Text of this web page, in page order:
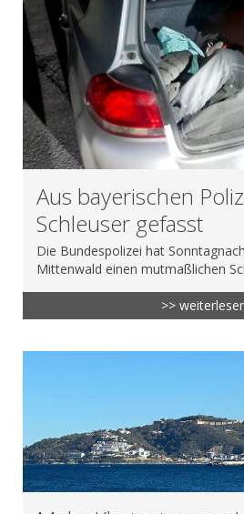
Aus bayerischen
Schleuser gefasst
Die Bundespolizei hat
Mittenwald einen mutmaßlichen
>>